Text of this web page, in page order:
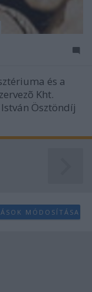
és a
Kht.
Ösztöndíj
MÓDOSÍTÁSA